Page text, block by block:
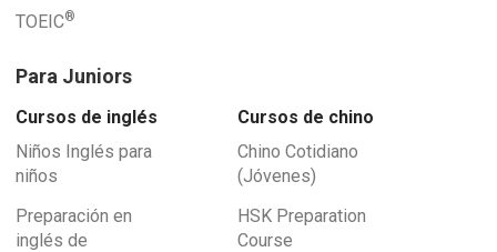
TOEIC®
Para Juniors
Cursos de inglés
Niños Inglés para
niños
Preparación en
inglés de
Cursos de chino
Chino Cotidiano
(Jóvenes)
HSK Preparation
Course